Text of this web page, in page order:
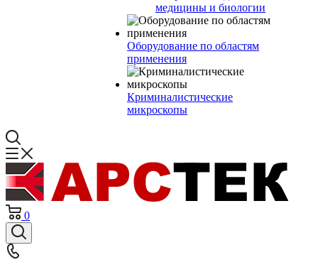
медицины и биологии
Оборудование по областям
применения
Криминалистические
микроскопы
0